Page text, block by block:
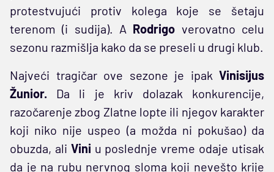
protestvujući protiv kolega koje se šetaju
terenom (i sudija). A Rodrigo verovatno celu
sezonu razmišlja kako da se preseli u drugi klub.
Najveći tragičar ove sezone je ipak Vinisijus
Žunior. Da li je kriv dolazak konkurencije,
razočarenje zbog Zlatne lopte ili njegov karakter
koji niko nije uspeo (a možda ni pokušao) da
obuzda, ali Vini u poslednje vreme odaje utisak
da je na rubu nervnog sloma koji nevešto krije